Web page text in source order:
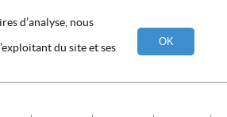
d’analyse, nous
du site et ses
OK